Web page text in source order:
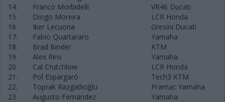
14.
Franco Morbidelli
VR46 Ducati
15.
Diogo Moreira
LCR Honda
16.
Iker Lecuona
Gresini Ducati
17.
Fabio Quartararo
Yamaha
18.
Brad Binder
KTM
19.
Alex Rins
Yamaha
20.
Cal Crutchlow
LCR Honda
21.
Pol Espargaró
Tech3 KTM
22.
Toprak Razgatlıoğlu
Pramac Yamaha
23.
Augusto Fernández Yamaha